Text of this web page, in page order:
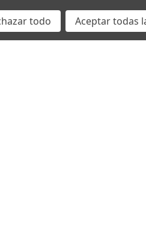
todo Aceptar todas